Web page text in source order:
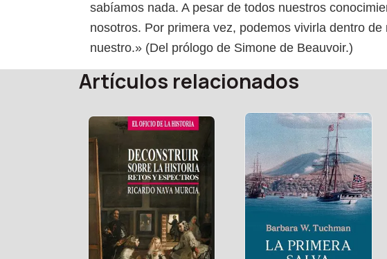
sabíamos nada. A pesar de todos nuestros
nosotros. Por primera vez, podemos vivirla dentro
nuestro.» (Del prólogo de Simone de Beauvoir.)
Artículos relacionados